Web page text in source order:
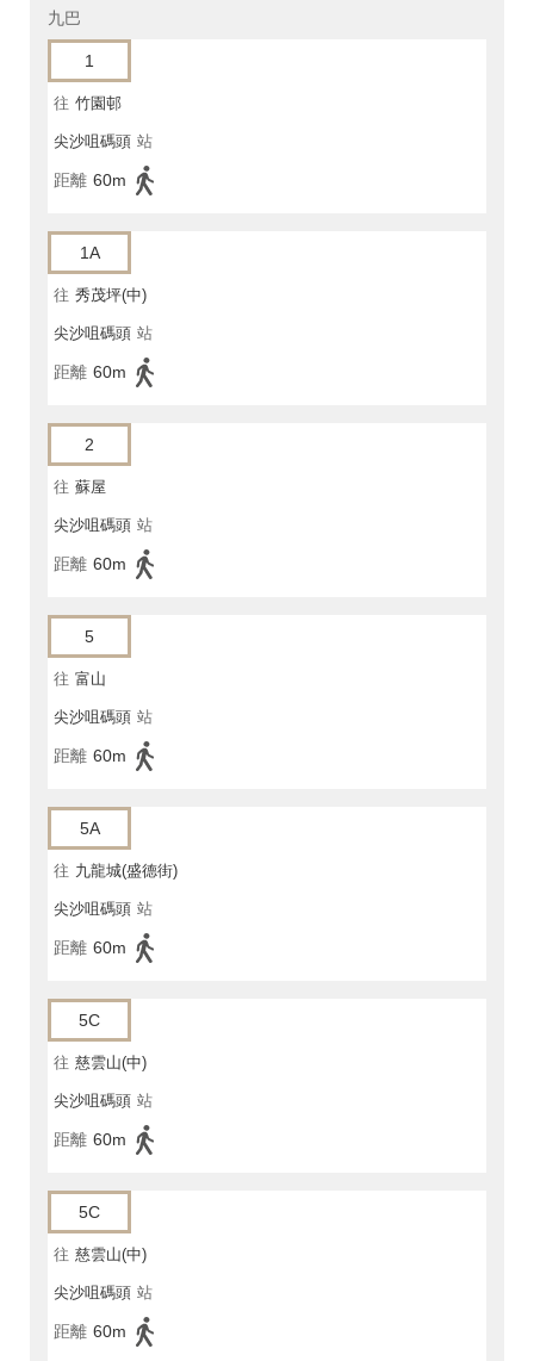
九巴
1
往 竹園邨
尖沙咀碼頭 站
距離 60m
1A
往 秀茂坪(中)
尖沙咀碼頭 站
距離 60m
2
往 蘇屋
尖沙咀碼頭 站
距離 60m
5
往 富山
尖沙咀碼頭 站
距離 60m
5A
往 九龍城(盛德街)
尖沙咀碼頭 站
距離 60m
5C
往 慈雲山(中)
尖沙咀碼頭 站
距離 60m
5C
往 慈雲山(中)
尖沙咀碼頭 站
距離 60m